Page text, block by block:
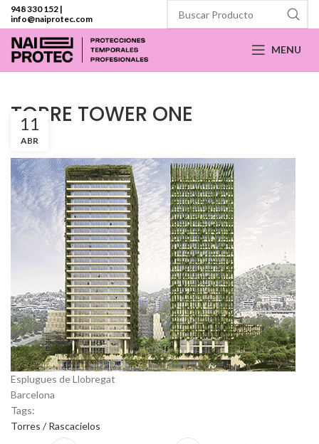
948 330 152 |
info@naiprotec.com
MENU
TORRE TOWER ONE
11
ABR
Esplugues de Llobregat
Barcelona
Tags:
Torres / Rascacielos